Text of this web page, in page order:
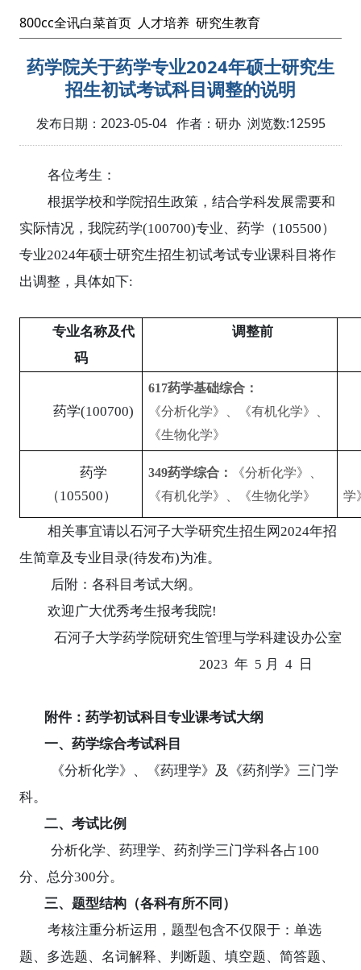
800cc全讯白菜首页 人才培养 研究生教育
药学院关于药学专业2024年硕士研究生
招生初试考试科目调整的说明
发布日期：2023-05-04 作者：研办 浏览数:12595
各位考生：
根据学校和学院招生政策，结合学科发展需要和
实际情况，我院药学(100700)专业、药学（105500）
专业2024年硕士研究生招生初试考试专业课科目将作
出调整，具体如下:
专业名称及代
码
调整前
药学(100700)
617药学基础综合 ：
《分析化学》、《有机化学》、
《生物化学》
药学
（105500）
349药学综合 ：
《分析化学》、
《有机化学》、《生物化学》
学
相关事宜请以石河子大学研究生招生网2024年招
生简章及专业目录(待发布)为准。
后附：各科目考试大纲。
欢迎广大优秀考生报考我院!
石河子大学药学院研究生管理与学科建设办公室
2023 年 5 月 4 日
附件：药学初试科目专业课考试大纲
一、药学综合考试科目
《分析化学》、《药理学》及《药剂学》三门学
科。
二、考试比例
分析化学、药理学、药剂学三门学科各占100
分、总分300分。
三、题型结构（各科有所不同）
考核注重分析运用，题型包含不仅限于：单选
题、多选题、名词解释、判断题、填空题、简答题、